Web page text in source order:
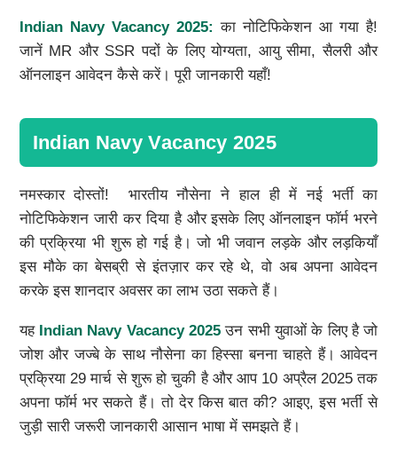
Indian Navy Vacancy 2025: का नोटिफिकेशन आ गया है!
जानें MR और SSR पदों के लिए योग्यता, आयु सीमा, सैलरी और
ऑनलाइन आवेदन कैसे करें। पूरी जानकारी यहाँ!
Indian Navy Vacancy 2025
नमस्कार दोस्तों! भारतीय नौसेना ने हाल ही में नई भर्ती का
नोटिफिकेशन जारी कर दिया है और इसके लिए ऑनलाइन फॉर्म भरने
की प्रक्रिया भी शुरू हो गई है। जो भी जवान लड़के और लड़कियाँ
इस मौके का बेसब्री से इंतज़ार कर रहे थे, वो अब अपना आवेदन
करके इस शानदार अवसर का लाभ उठा सकते हैं।
यह Indian Navy Vacancy 2025 उन सभी युवाओं के लिए है जो
जोश और जज्बे के साथ नौसेना का हिस्सा बनना चाहते हैं। आवेदन
प्रक्रिया 29 मार्च से शुरू हो चुकी है और आप 10 अप्रैल 2025 तक
अपना फॉर्म भर सकते हैं। तो देर किस बात की? आइए, इस भर्ती से
जुड़ी सारी जरूरी जानकारी आसान भाषा में समझते हैं।